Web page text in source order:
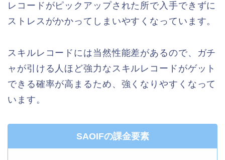
レコードがピックアップされた所で入手できずに
ストレスがかかってしまいやすくなっています。
スキルレコードには当然性能差があるので、ガチ
ャが引ける人ほど強力なスキルレコードがゲット
できる確率が高まるため、強くなりやすくなって
います。
SAOIFの課金要素